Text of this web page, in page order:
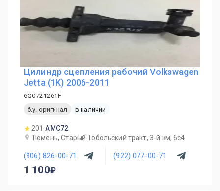
Цилиндр сцепления рабочий Volkswagen
Jetta (1K) 2006-2011
6Q0721261F
б.у. оригинал
в наличии
201 AMC72
Тюмень, Старый Тобольский тракт, 3-й км, 6с4
(906) 826-00-71 (922) 077-00-71
1 100